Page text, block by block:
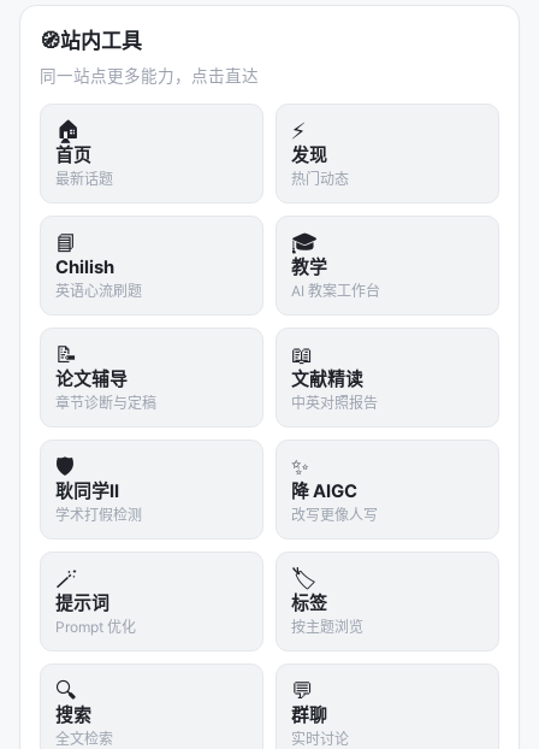
跨 Agent
开源 ✅ Apache 2.0 ✅ ✅
数据出境 ❌
Headroom 整合了 RTK 的 shell 输出压缩能力（作为
其 stack 的一部分），并在此基础上扩展了库、代
理、MCP、可逆压缩和跨 Agent 记忆。
---
十二、局限与边界
文档中明确列出的限制：
1.单次压缩不是无限压缩
— 如果原始内容本身就是高
度压缩的（如 minified JS），SmartCrusher 收益有
限 2.需要本地运行— 沙盒环境可能无法部署 3.首次
调用有预热成本
— Kompress-base 模型需要加载 4.
CCR 检索增加延迟
— 如果 LLM 频繁要求「解压」，
往返时间会增加
---
十三、一句话总结
🧭站内工具
同一站点更多能力，点击直达
🏠
首页
最新话题
⚡
发现
热门动态
📘
Chilish
英语心流刷题
🎓
教学
AI 教案工作台
📝
论文辅导
章节诊断与定稿
📖
文献精读
中英对照报告
🛡️
耿同学II
学术打假检测
✨
降 AIGC
改写更像人写
🪄
提示词
Prompt 优化
🏷️
标签
按主题浏览
🔍
搜索
全文检索
💬
群聊
实时讨论